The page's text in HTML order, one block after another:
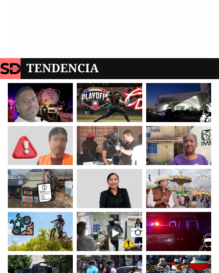
TENDENCIA